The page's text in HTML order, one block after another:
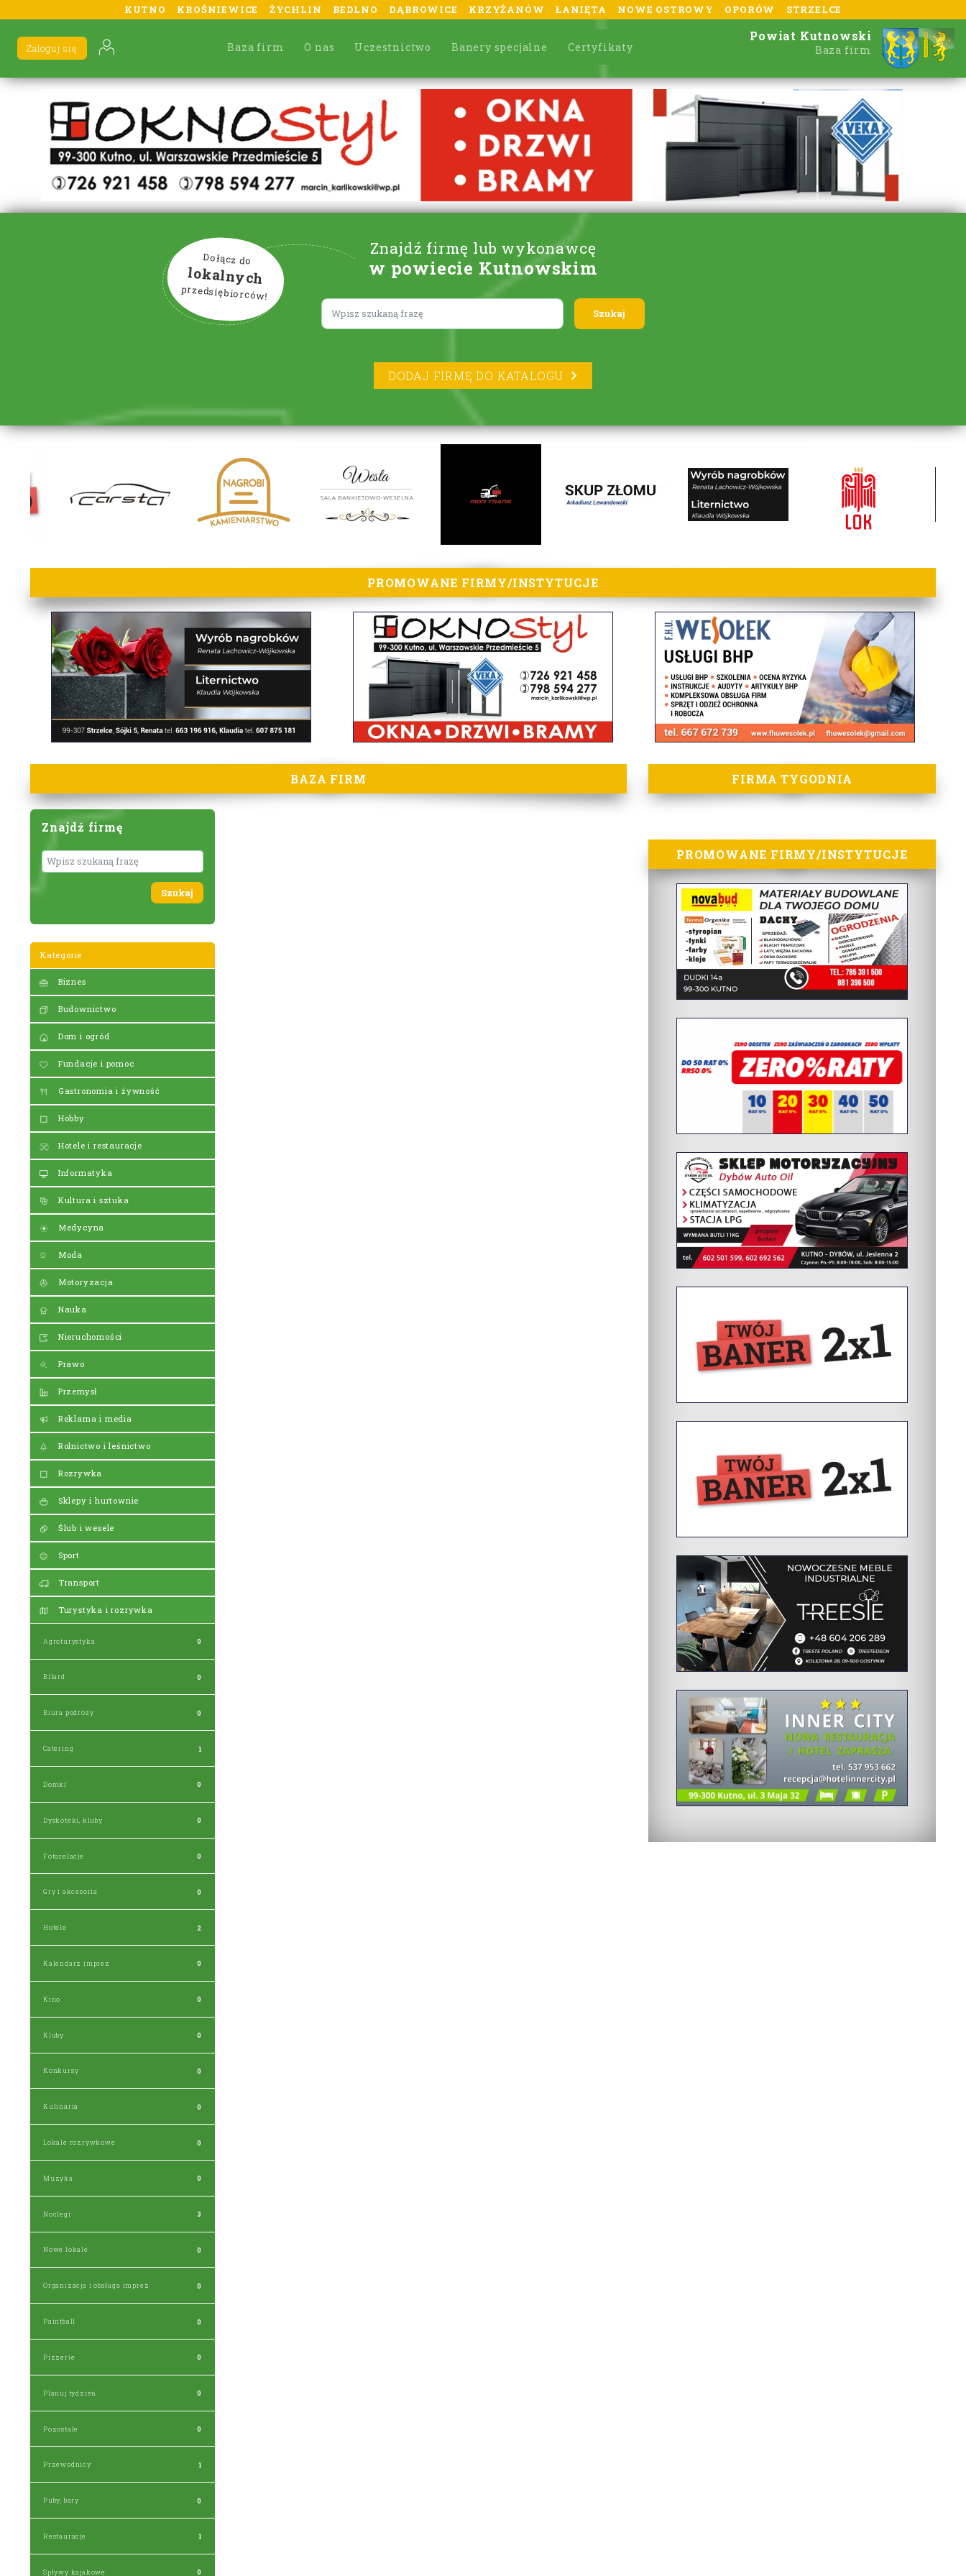
KUTNO KROŚNIEWICE ŻYCHLIN BEDLNO DĄBROWICE KRZYŻANÓW ŁANIĘTA NOWE OSTROWY OPORÓW STRZELCE
Baza firm O nas Uczestnictwo Banery specjalne Certyfikaty
Zaloguj się
Powiat Kutnowski
Baza firm
Znajdź firmę lub wykonawcę
w powiecie Kutnowskim
Dołącz do
lokalnych
przedsiębiorców!
Lorem ipsum
DODAJ FIRMĘ DO KATALOGU
lorem ipsum
PROMOWANE FIRMY/INSTYTUCJE
BAZA FIRM
Znajdź firmę
Wyszukaj
Kategorie
Biznes
Budownictwo
Dom i ogród
Fundacje i pomoc
Gastronomia i żywność
Hobby
Hotele i restauracje
Informatyka
Kultura i sztuka
Medycyna
Moda
Motoryzacja
Nauka
Nieruchomości
Prawo
Przemysł
Reklama i media
Rolnictwo i leśnictwo
Rozrywka
Sklepy i hurtownie
Ślub i wesele
Sport
Transport
Turystyka i rozrywka
Agroturystyka 0
Bilard 0
Biura podróży 0
Catering 1
Domki 0
Dyskoteki, kluby 0
Fotorelacje 0
Gry i akcesoria 0
Hotele 2
Kalendarz imprez 0
Kino 0
Kluby 0
Konkursy 0
Kulinaria 0
Lokale rozrywkowe 0
Muzyka 0
Noclegi 3
Nowe lokale 0
Organizacja i obsługa imprez 0
Paintball 0
Pizzerie 0
Planuj tydzień 0
Pozostałe 0
Przewodnicy 1
Puby, bary 0
Restauracje 1
Spływy kajakowe 0
FIRMA TYGODNIA
PROMOWANE FIRMY/INSTYTUCJE